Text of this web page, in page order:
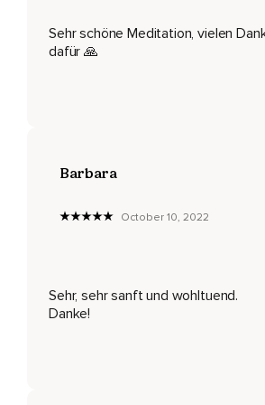
So stehst du nun hier unter dem
hinauf zum Mond,
Nach oben an das Licht des Mondes
Alles,
Sehr schöne Meditation, vielen
dafür 🙏
Barbara
October 10, 2022
Sehr, sehr sanft und wohltuend.
Danke!